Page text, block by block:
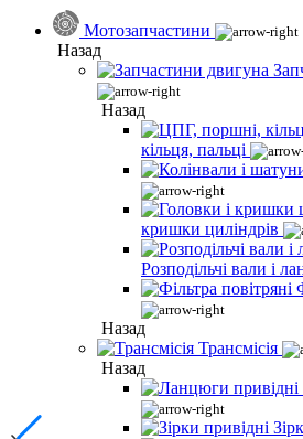
Мотозапчастини
Назад
Назад
кільця, пальці
кришки циліндрів
Розподільчі вали і
Назад
Трансмісія
Назад